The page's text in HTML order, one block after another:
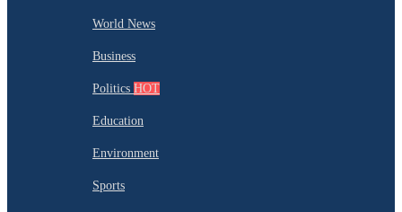
World News
Business
Politics HOT
Education
Environment
Sports